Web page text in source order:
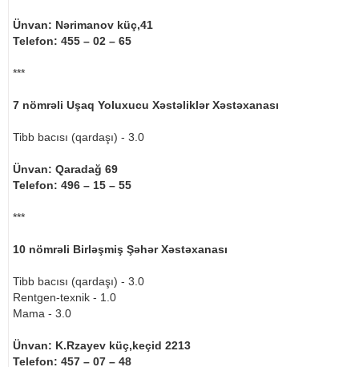
Ünvan: Nərimanov küç,41
Telefon: 455 – 02 – 65
***
7 nömrəli Uşaq Yoluxucu Xəstəliklər Xəstəxanası
Tibb bacısı (qardaşı) - 3.0
Ünvan: Qaradağ 69
Telefon: 496 – 15 – 55
***
10 nömrəli Birləşmiş Şəhər Xəstəxanası
Tibb bacısı (qardaşı) - 3.0
Rentgen-texnik - 1.0
Mama - 3.0
Ünvan: K.Rzayev küç,keçid 2213
Telefon: 457 – 07 – 48